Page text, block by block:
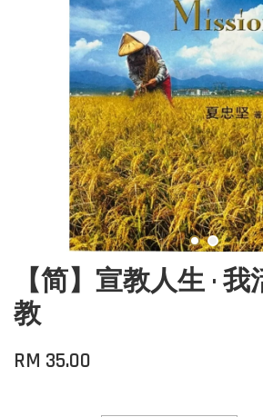
【简】宣教人生 ·
教
RM 35.00